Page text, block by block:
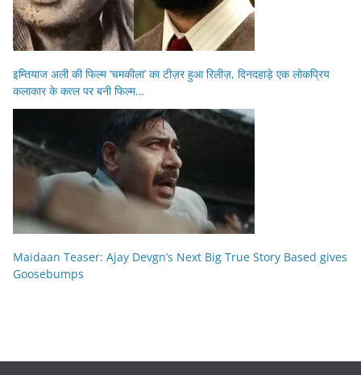
इम्तियाज अली की फिल्म ‘चमकीला’ का टीज़र हुआ रिलीज़, दिनदहाड़े एक लोकप्रिय
कलाकार के कत्ल पर बनी फिल्म…
Maidaan Teaser: Ajay Devgn’s Next Big True Story Based gives
Goosebumps